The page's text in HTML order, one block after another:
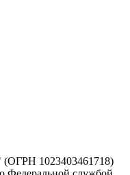
(ОГРН 1023403461718)